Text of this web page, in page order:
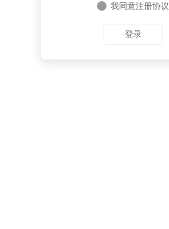
我同意注册协议
登录